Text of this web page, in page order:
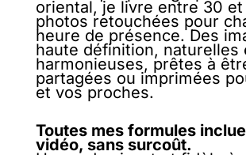
oriental, je livre entre 30 et
photos retouchées pour
heure de présence. Des
haute définition, naturelles
harmonieuses, prêtes à
partagées ou imprimées
et vos proches.
Toutes mes formules
vidéo, sans surcoût.